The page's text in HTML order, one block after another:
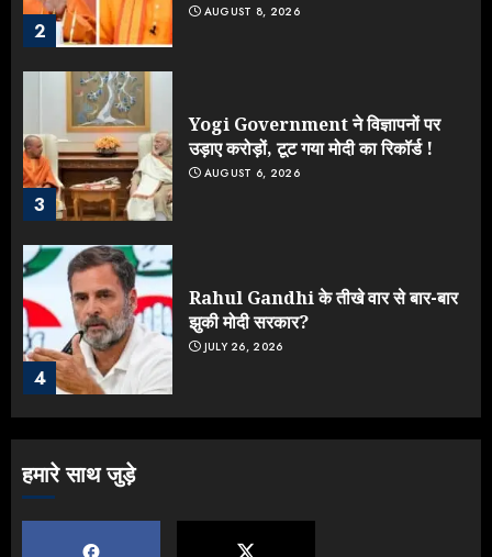
2
AUGUST 8, 2026
3
Yogi Government ने विज्ञापनों पर
उड़ाए करोड़ों, टूट गया मोदी का रिकॉर्ड !
AUGUST 6, 2026
4
Rahul Gandhi के तीखे वार से बार-बार
झुकी मोदी सरकार?
JULY 26, 2026
JULY 24, 2026
हमारे साथ जुड़े